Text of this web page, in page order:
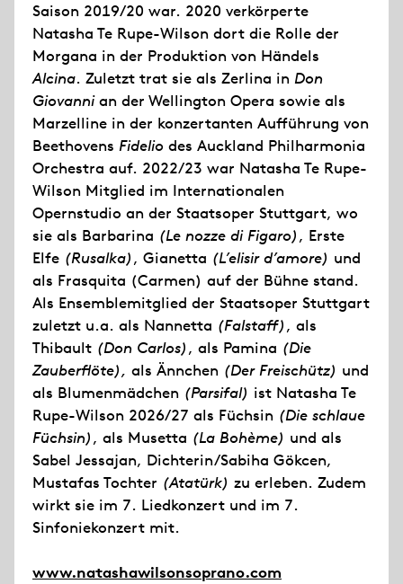
Saison 2019/20 war. 2020 verkörperte
Natasha Te Rupe-Wilson dort die Rolle der
Morgana in der Produktion von Händels
Alcina. Zuletzt trat sie als Zerlina in Don
Giovannian der Wellington Opera sowie als
Marzelline in der konzertanten Aufführung von
Beethovens Fidelio des Auckland Philharmonia
Orchestra auf. 2022/23 war Natasha Te Rupe-
Wilson Mitglied im Internationalen
Opernstudio an der Staatsoper Stuttgart, wo
sie als Barbarina (Le nozze di Figaro), Erste
Elfe (Rusalka), Gianetta (L’elisir d’amore) und
als Frasquita (Carmen) auf der Bühne stand.
Als Ensemblemitglied der Staatsoper Stuttgart
zuletzt u.a. als Nannetta (Falstaff), als
Thibault (Don Carlos), als Pamina (Die
Zauberflöte), als Ännchen (Der Freischütz) und
als Blumenmädchen (Parsifal) ist Natasha Te
Rupe-Wilson 2026/27 als Füchsin (Die schlaue
Füchsin), als Musetta (La Bohème) und als
Sabel Jessajan, Dichterin/Sabiha Gökcen,
Mustafas Tochter (Atatürk) zu erleben. Zudem
wirkt sie im 7. Liedkonzert und im 7.
Sinfoniekonzert mit.
www.natashawilsonsoprano.com